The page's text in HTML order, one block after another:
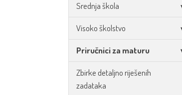
Srednja škola
Visoko školstvo
Priručnici za maturu
Zbirke detaljno riješenih
zadataka